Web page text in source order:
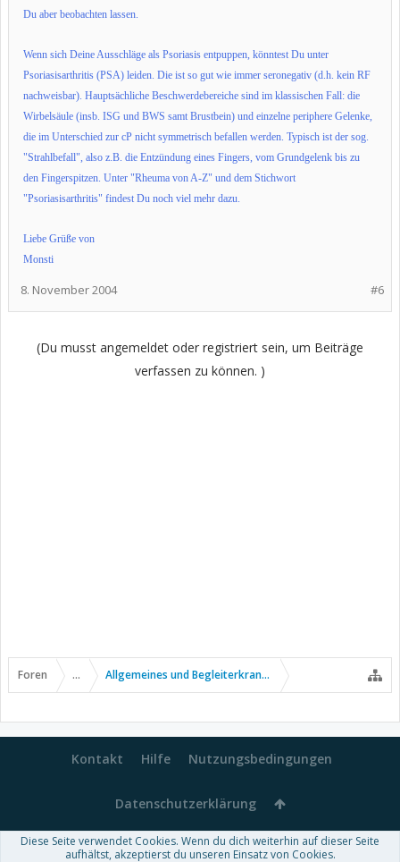
Du aber beobachten lassen.
Wenn sich Deine Ausschläge als Psoriasis entpuppen, könntest Du unter
Psoriasisarthritis (PSA) leiden. Die ist so gut wie immer seronegativ (d.h. kein RF
nachweisbar). Hauptsächliche Beschwerdebereiche sind im klassischen Fall: die
Wirbelsäule (insb. ISG und BWS samt Brustbein) und einzelne periphere Gelenke,
die im Unterschied zur cP nicht symmetrisch befallen werden. Typisch ist der sog.
"Strahlbefall", also z.B. die Entzündung eines Fingers, vom Grundgelenk bis zu
den Fingerspitzen. Unter "Rheuma von A-Z" und dem Stichwort
"Psoriasisarthritis" findest Du noch viel mehr dazu.
Liebe Grüße von
Monsti
#6
8. November 2004
(Du musst angemeldet oder registriert sein, um Beiträge
verfassen zu können. )
Foren ... Allgemeines und Begleiterkrankungen
Kontakt Hilfe Nutzungsbedingungen
Datenschutzerklärung
Forum software by XenForo™-Deutsch von xenDach
Diese Seite verwendet Cookies. Wenn du dich weiterhin auf dieser Seite
aufhältst, akzeptierst du unseren Einsatz von Cookies.